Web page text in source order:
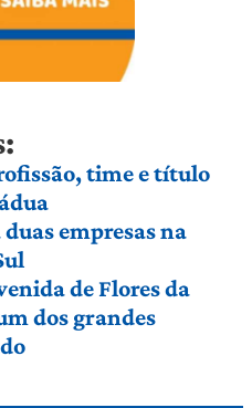
time e título
empresas na
de Flores da
dos grandes